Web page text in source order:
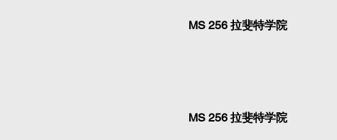
MS 256 拉斐特学院
MS 256 拉斐特学院